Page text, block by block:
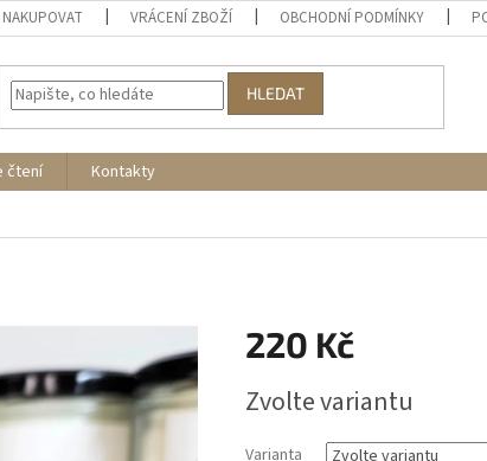
VRÁCENÍ ZBOŽÍ OBCHODNÍ PODMÍNKY
HLEDAT
čtení
Kontakty
220 Kč
cena:
Zvolte variantu
Varianta